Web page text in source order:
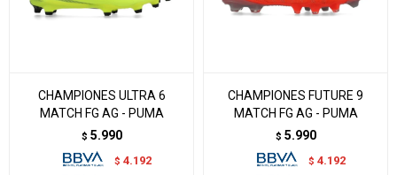
CHAMPIONES ULTRA 6
MATCH FG AG - PUMA
$ 5.990
$ 4.192
CHAMPIONES FUTURE 9
MATCH FG AG - PUMA
$ 5.990
$ 4.192